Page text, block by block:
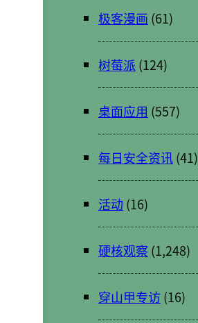
极客漫画 (61)
树莓派 (124)
桌面应用 (557)
每日安全资讯(41)
活动 (16)
硬核观察 (1,248)
穿山甲专访(16)